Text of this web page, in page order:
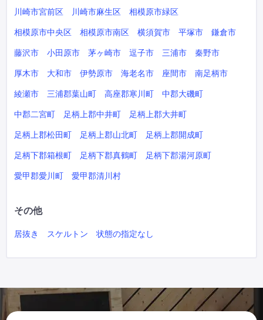
川崎市宮前区 川崎市麻生区 相模原市緑区
相模原市中央区 相模原市南区 横須賀市 平塚市 鎌倉市
藤沢市 小田原市 茅ヶ崎市 逗子市 三浦市 秦野市
厚木市 大和市 伊勢原市 海老名市 座間市 南足柄市
綾瀬市 三浦郡葉山町 高座郡寒川町 中郡大磯町
中郡二宮町 足柄上郡中井町 足柄上郡大井町
足柄上郡松田町 足柄上郡山北町 足柄上郡開成町
足柄下郡箱根町 足柄下郡真鶴町 足柄下郡湯河原町
愛甲郡愛川町 愛甲郡清川村
その他
居抜き スケルトン 状態の指定なし